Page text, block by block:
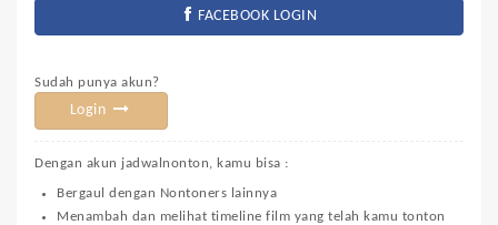
FACEBOOK LOGIN
Sudah punya akun?
Login
Dengan akun jadwalnonton, kamu bisa :
Bergaul dengan Nontoners lainnya
Menambah dan melihat timeline film yang telah kamu tonton